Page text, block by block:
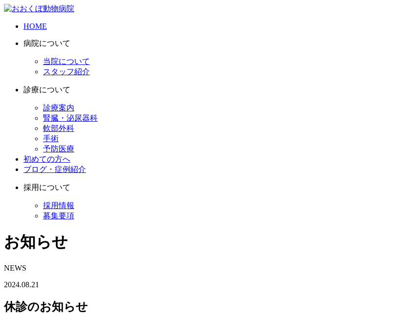
HOME
病院について
当院について
スタッフ紹介
診療について
診療案内
腎臓・泌尿器科
軟部外科
手術
予防医療
初めての方へ
ブログ・症例紹介
採用について
採用情報
募集要項
お知らせ
NEWS
2024.08.21
休診のお知らせ